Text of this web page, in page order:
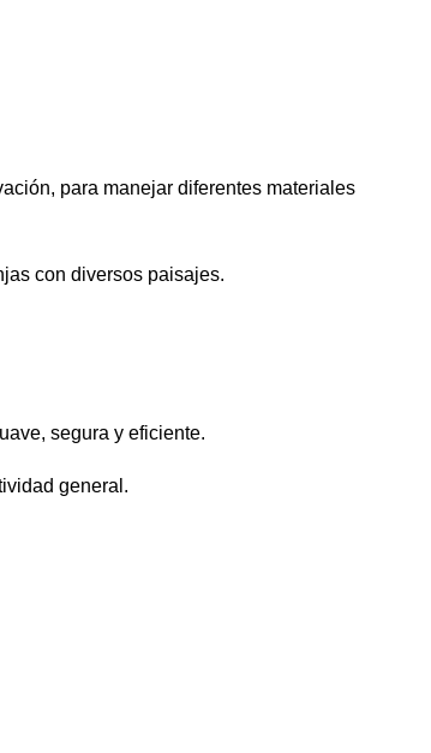
para manejar diferentes materiales
con diversos paisajes.
segura y eficiente.
general.